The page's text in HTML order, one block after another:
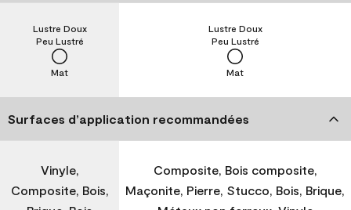
Mat
Peu Lustré
Lustre Doux
Mat
Peu Lustré
Lustre Doux
Surfaces d’application recommandées
Vinyle,
Composite, Bois,
Composite, Bois composite,
Maçonite, Pierre, Stucco, Bois, Brique,